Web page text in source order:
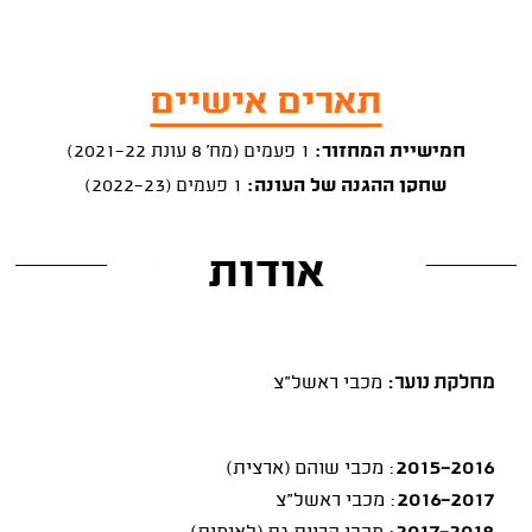
תארים אישיים
חמישיית המחזור:
שחקן ההגנה של העונה:
אודות
מחלקת נוער: מכבי ראשל"צ
2015-2016: מכבי שוהם (ארצית)
2016-2017: מכבי ראשל"צ